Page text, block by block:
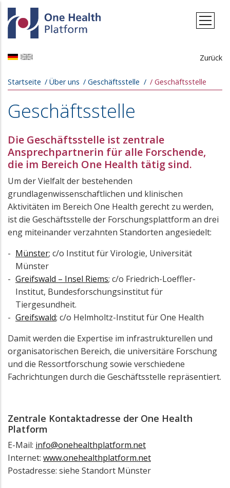
Direkt zum Inhalt
Zurück
Pfadnavigation
Startseite Über uns Geschäftsstelle Geschäftsstelle
Geschäftsstelle
Die Geschäftsstelle ist zentrale
Ansprechpartnerin für alle Forschende,
die im Bereich One Health tätig sind.
Um der Vielfalt der bestehenden
grundlagenwissenschaftlichen und klinischen
Aktivitäten im Bereich One Health gerecht zu werden,
ist die Geschäftsstelle der Forschungsplattform an drei
eng miteinander verzahnten Standorten angesiedelt:
Münster; c/o Institut für Virologie, Universität
Münster
Greifswald – Insel Riems; c/o Friedrich-Loeffler-
Institut, Bundesforschungsinstitut für
Tiergesundheit.
Greifswald; c/o Helmholtz-Institut für One Health
Damit werden die Expertise im infrastrukturellen und
organisatorischen Bereich, die universitäre Forschung
und die Ressortforschung sowie verschiedene
Fachrichtungen durch die Geschäftsstelle repräsentiert.
Zentrale Kontaktadresse der One Health
Platform
E-Mail: info@onehealthplatform.net
Internet: www.onehealthplatform.net
Postadresse: siehe Standort Münster